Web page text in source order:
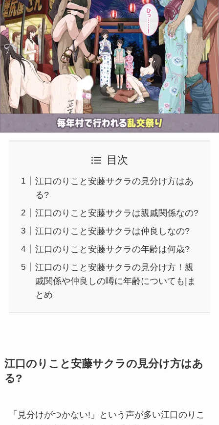
目次
江口のりこと安藤サクラの見分け方はあ
る?
江口のりこと安藤サクラは親戚関係なの?
江口のりこと安藤サクラは仲良しなの?
江口のりこと安藤サクラの年齢は何歳?
江口のりこと安藤サクラの見分け方！親
戚関係や仲良しの噂に年齢についても|ま
とめ
江口のりこと安藤サクラの見分け方はあ
る?
「見分けがつかない!」という声が多い江口のりこ